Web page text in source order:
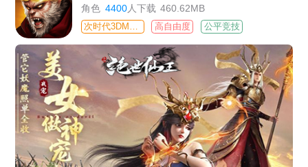
角色 4400人下载 460.62MB
高自由度 公平竞技